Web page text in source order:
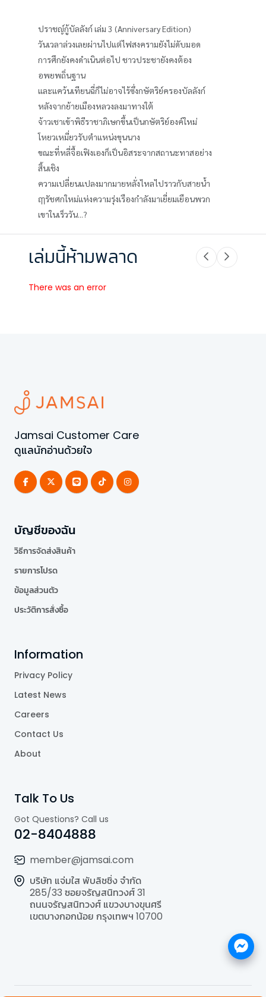
ปราชญ์กู้บัลลังก์ เล่ม 3 (Anniversary Edition)
วันเวลาล่วงเลยผ่านไปแต่ไฟสงครามยังไม่ดับมอด
การศึกยังคงดำเนินต่อไป ชาวประชายังคงต้อง
อพยพถิ่นฐาน
และแคว้นเทียนฉี่ก็ไม่อาจไร้ซึ่งกษัตริย์ครองบัลลังก์
หลังจากย้ายเมืองหลวงลงมาทางใต้
จ้าวเชาเข้าพิธีราชาภิเษกขึ้นเป็นกษัตริย์องค์ใหม่
โหยวเหมี่ยวรับตำแหน่งขุนนาง
ขณะที่หลี่จื้อเฟิงเองก็เป็นอิสระจากสถานะทาสอย่าง
สิ้นเชิง
ความเปลี่ยนแปลงมากมายหลั่งไหลไปราวกับสายน้ำ
ฤๅรัชศกใหม่แห่งความรุ่งเรืองกำลังมาเยี่ยมเยือนพวก
เขาในเร็ววัน...?
เล่มนี้ห้ามพลาด
There was an error
Jamsai Customer Care
ดูแลนักอ่านด้วยใจ
บัญชีของฉัน
วิธีการจัดส่งสินค้า
รายการโปรด
ข้อมูลส่วนตัว
ประวัติการสั่งซื้อ
Information
Privacy Policy
Latest News
Careers
Contact Us
About
Talk To Us
Got Questions? Call us
02-8404888
member@jamsai.com
บริษัท แจ่มใส พับลิชชิ่ง จำกัด
285/33 ซอยจรัญสนิทวงศ์ 31
ถนนจรัญสนิทวงศ์ แขวงบางขุนศรี
เขตบางกอกน้อย กรุงเทพฯ 10700